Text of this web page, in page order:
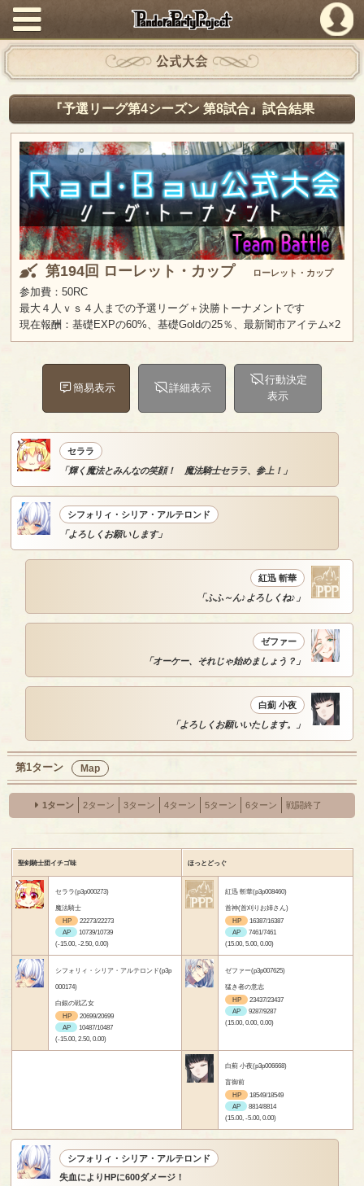
PandoraPartyProject
公式大会
『予選リーグ第4シーズン 第8試合』試合結果
第194回 ローレット・カップ ローレット・カップ
参加費：50RC
最大４人ｖｓ４人までの予選リーグ＋決勝トーナメントです
現在報酬：基礎EXPの60%、基礎Goldの25％、最新闇市アイテム×2
簡易表示 詳細表示
行動決定
表示
セララ
「輝く魔法とみんなの笑顔！ 魔法騎士セララ、参上！」
シフォリィ・シリア・アルテロンド
「よろしくお願いします」
紅迅 斬華
「ふふ～ん♪よろしくね♪」
ゼファー
「オーケー、それじゃ始めましょう？」
白薊 小夜
「よろしくお願いいたします。」
第1ターン Map
1ターン 2ターン 3ターン 4ターン 5ターン 6ターン 戦闘終了
聖剣騎士団イチゴ味 ほっとどっぐ
セララ(p3p000273)
魔法騎士
HP
22273/22273
AP
10739/10739
(-15.00, -2.50, 0.00)
紅迅 斬華(p3p008460)
首神(首刈りお姉さん)
HP
16387/16387
AP
7461/7461
(15.00, 5.00, 0.00)
シフォリィ・シリア・アルテロンド(p3p
000174)
白銀の戦乙女
HP
20699/20699
AP
10487/10487
(-15.00, 2.50, 0.00)
ゼファー(p3p007625)
猛き者の意志
HP
23437/23437
AP
9287/9287
(15.00, 0.00, 0.00)
白薊 小夜(p3p006668)
盲御前
HP
18549/18549
AP
8814/8814
(15.00, -5.00, 0.00)
シフォリィ・シリア・アルテロンド
失血によりHPに600ダメージ！